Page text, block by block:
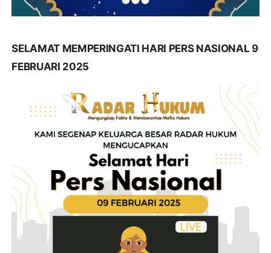
SELAMAT MEMPERINGATI HARI PERS NASIONAL 9
FEBRUARI 2025